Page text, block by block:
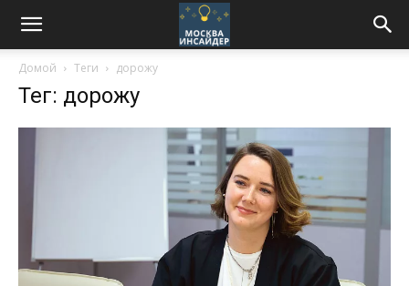
Домой Теги дорожу
Тег: дорожу